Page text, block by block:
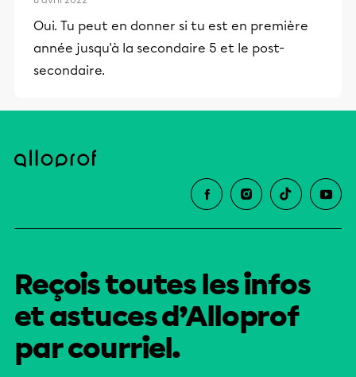
Oui. Tu peut en donner si tu est en première
année jusqu'à la secondaire 5 et le post-
secondaire.
Reçois toutes les infos
et astuces d’Alloprof
par courriel.